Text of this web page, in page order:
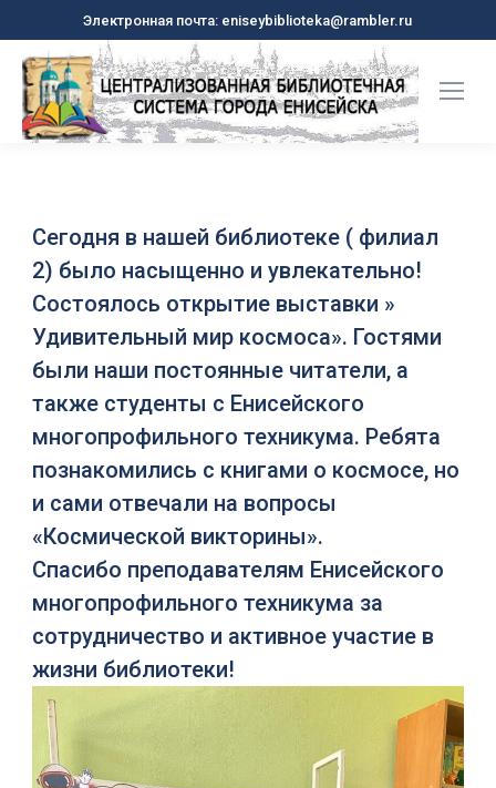
Электронная почта: eniseybiblioteka@rambler.ru
Сегодня в нашей библиотеке ( филиал
2) было насыщенно и увлекательно!
Состоялось открытие выставки »
Удивительный мир космоса». Гостями
были наши постоянные читатели, а
также студенты с Енисейского
многопрофильного техникума. Ребята
познакомились с книгами о космосе, но
и сами отвечали на вопросы
«Космической викторины».
Спасибо преподавателям Енисейского
многопрофильного техникума за
сотрудничество и активное участие в
жизни библиотеки!